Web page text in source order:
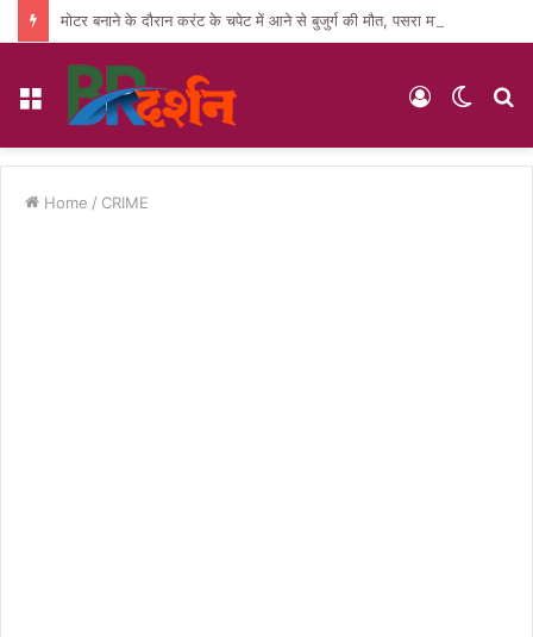
मोटर बनाने के दौरान करंट के चपेट में आने से बुजुर्ग की मौत, पसरा मातम
Menu
Switch
Log
Home / CRIME